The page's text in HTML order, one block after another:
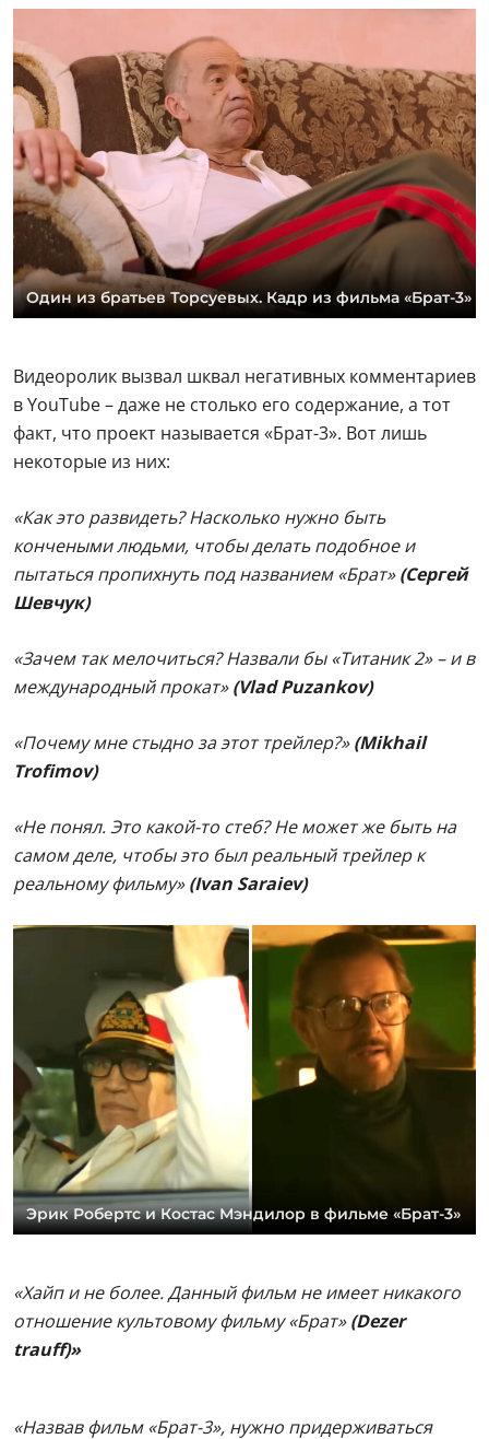
Один из братьев Торсуевых. Кадр из фильма «Брат-3»
Видеоролик вызвал шквал негативных комментариев
в YouTube – даже не столько его содержание, а тот
факт, что проект называется «Брат-3». Вот лишь
некоторые из них:
«Как это развидеть? Насколько нужно быть
кончеными людьми, чтобы делать подобное и
пытаться пропихнуть под названием «Брат»(Сергей
Шевчук)
«Зачем так мелочиться? Назвали бы «Титаник 2» – и в
международный прокат»(Vlad Puzankov)
«Почему мне стыдно за этот трейлер?»(Мikhail
Trofimov)
«Не понял. Это какой-то стеб? Не может же быть на
самом деле, чтобы это был реальный трейлер к
реальному фильму»(Ivan Saraiev)
Эрик Робертс и Костас Мэндилор в фильме «Брат-3»
«Хайп и не более. Данный фильм не имеет никакого
отношение культовому фильму «Брат»(Dezer
trauff)»
«Назвав фильм «Брат-3», нужно придерживаться